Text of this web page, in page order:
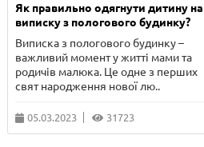
Як правильно одягнути дитину на
виписку з пологового будинку?
Виписка з пологового будинку –
важливий момент у житті мами та
родичів малюка. Це одне з перших
свят народження нової лю..
05.03.2023 31723